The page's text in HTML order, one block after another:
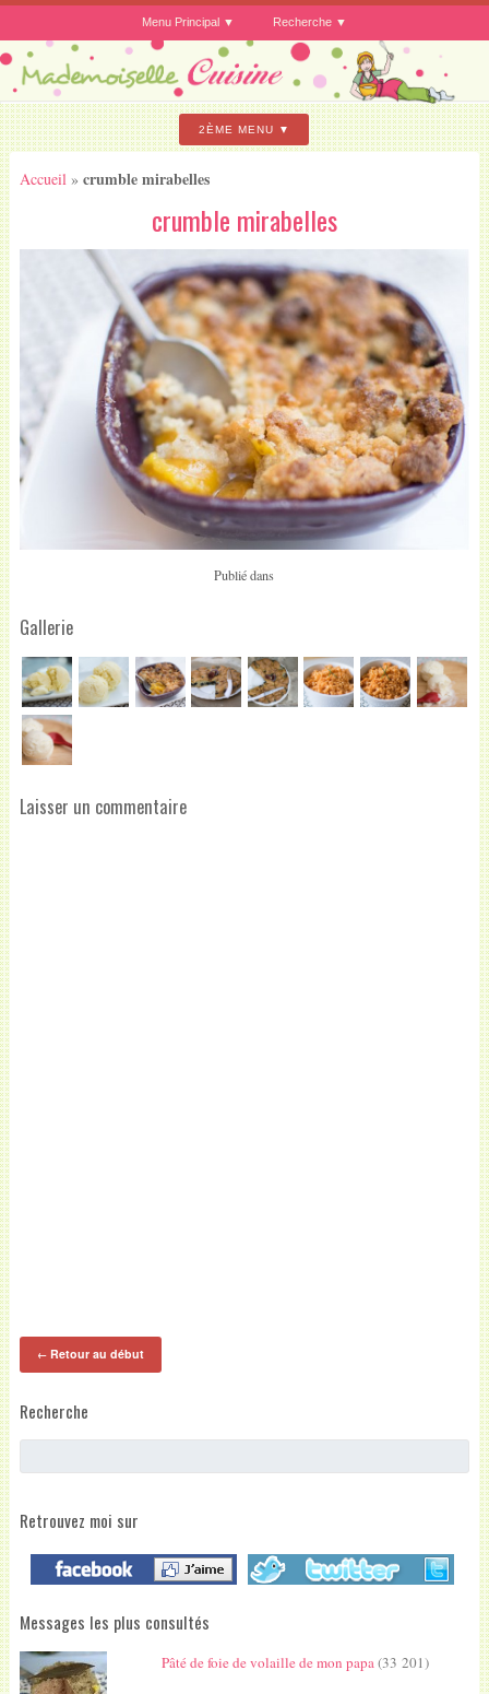
Menu Principal Recherche
2ÈME MENU
Accueil » crumble mirabelles
crumble mirabelles
Publié dans
Gallerie
Laisser un commentaire
←Retour au début
Recherche
Retrouvez moi sur
Messages les plus consultés
Pâté de foie de volaille de mon papa(33 201)